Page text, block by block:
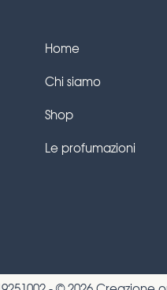
Home
Chi siamo
Shop
Le profumazioni